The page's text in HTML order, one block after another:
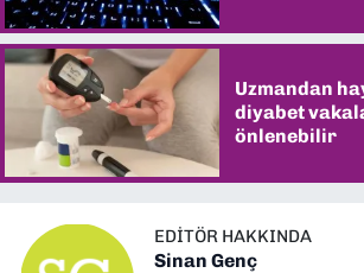
Uzmandan
diyabet
önlenebilir
EDITÖR HAKKINDA
Sinan Genç